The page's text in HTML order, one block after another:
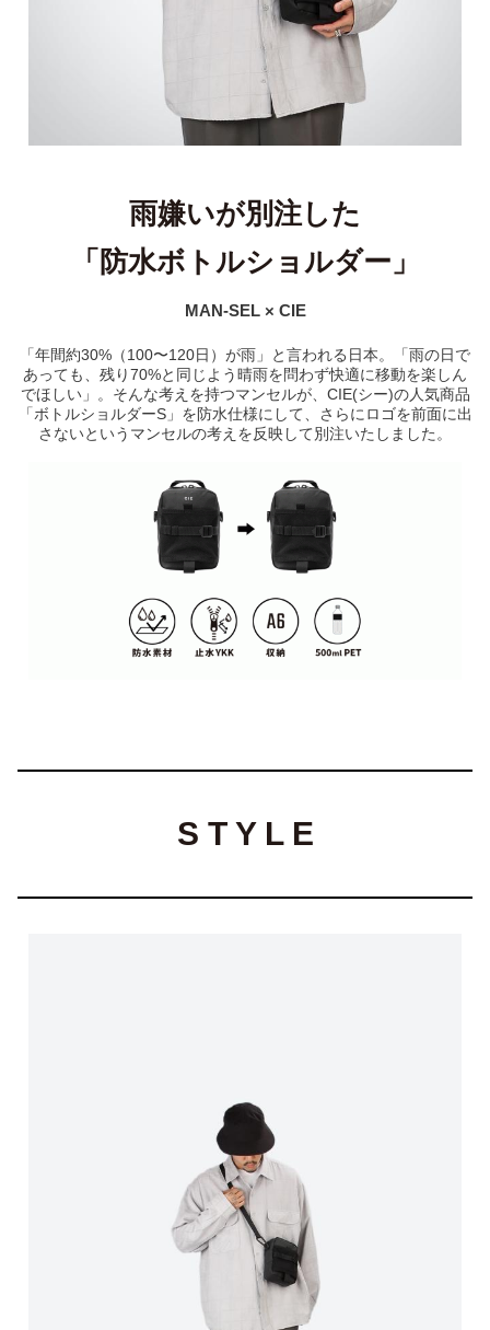
雨嫌いが別注した
「防水ボトルショルダー」
MAN-SEL × CIE
「年間約30%（100〜120日）が雨」と言われる日本。「雨の日で
あっても、残り70%と同じよう晴雨を問わず快適に移動を楽しん
でほしい」。そんな考えを持つマンセルが、CIE(シー)の人気商品
「ボトルショルダーS」を防水仕様にして、さらにロゴを前面に出
さないというマンセルの考えを反映して別注いたしました。
S T Y L E